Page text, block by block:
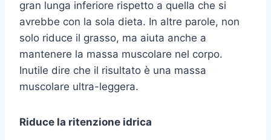
gran lunga inferiore rispetto a quella che si
avrebbe con la sola dieta. In altre parole, non
solo riduce il grasso, ma aiuta anche a
mantenere la massa muscolare nel corpo.
Inutile dire che il risultato è una massa
muscolare ultra-leggera.
Riduce la ritenzione idrica